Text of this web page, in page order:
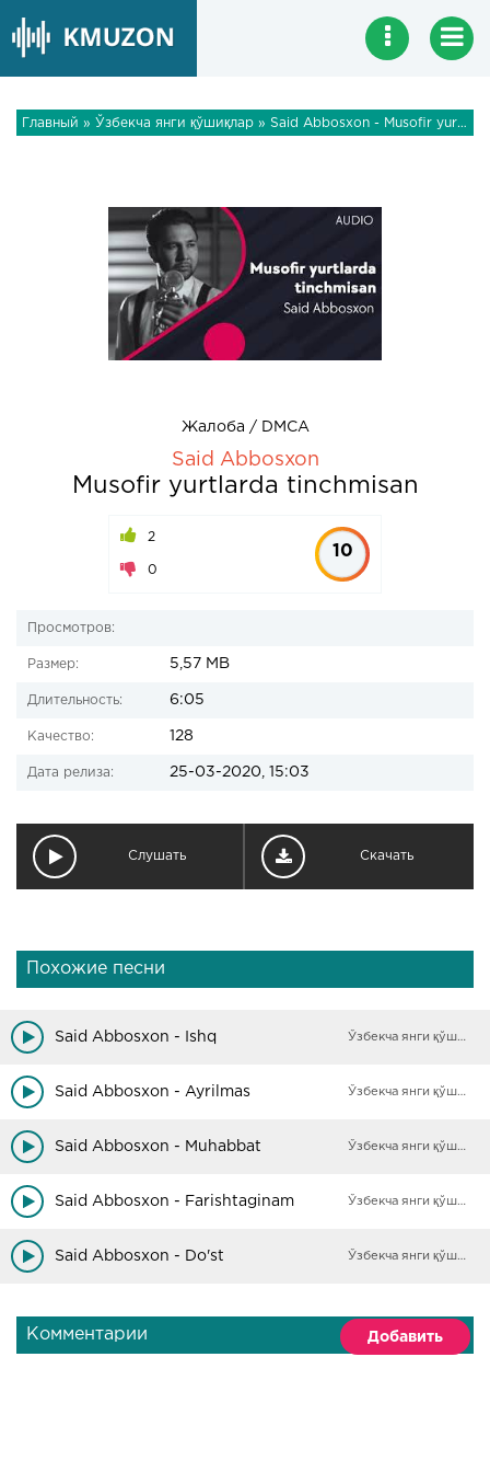
Главный » Ўзбекча янги қўшиқлар » Said Abbosxon - Musofir yurtlarda tinchmisan
Жалоба / DMCA
Said Abbosxon
Musofir yurtlarda tinchmisan
2
0
10
Просмотров:
Размер: 5,57 MB
Длительность: 6:05
Качество: 128
Дата релиза: 25-03-2020, 15:03
Слушать Скачать
Похожие песни
Said Abbosxon - Ishq Ўзбекча янги қўшиқлар
Said Abbosxon - Ayrilmas Ўзбекча янги қўшиқлар
Said Abbosxon - Muhabbat Ўзбекча янги қўшиқлар
Said Abbosxon - Farishtaginam Ўзбекча янги қўшиқлар
Said Abbosxon - Do'st Ўзбекча янги қўшиқлар
Комментарии Добавить